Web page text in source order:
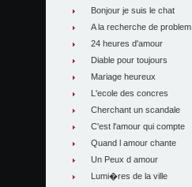
Bonjour je suis le chat
A la recherche de problem
24 heures d'amour
Diable pour toujours
Mariage heureux
L'ecole des concres
Cherchant un scandale
C'est l'amour qui compte
Quand l amour chante
Un Peux d amour
Lumi�res de la ville